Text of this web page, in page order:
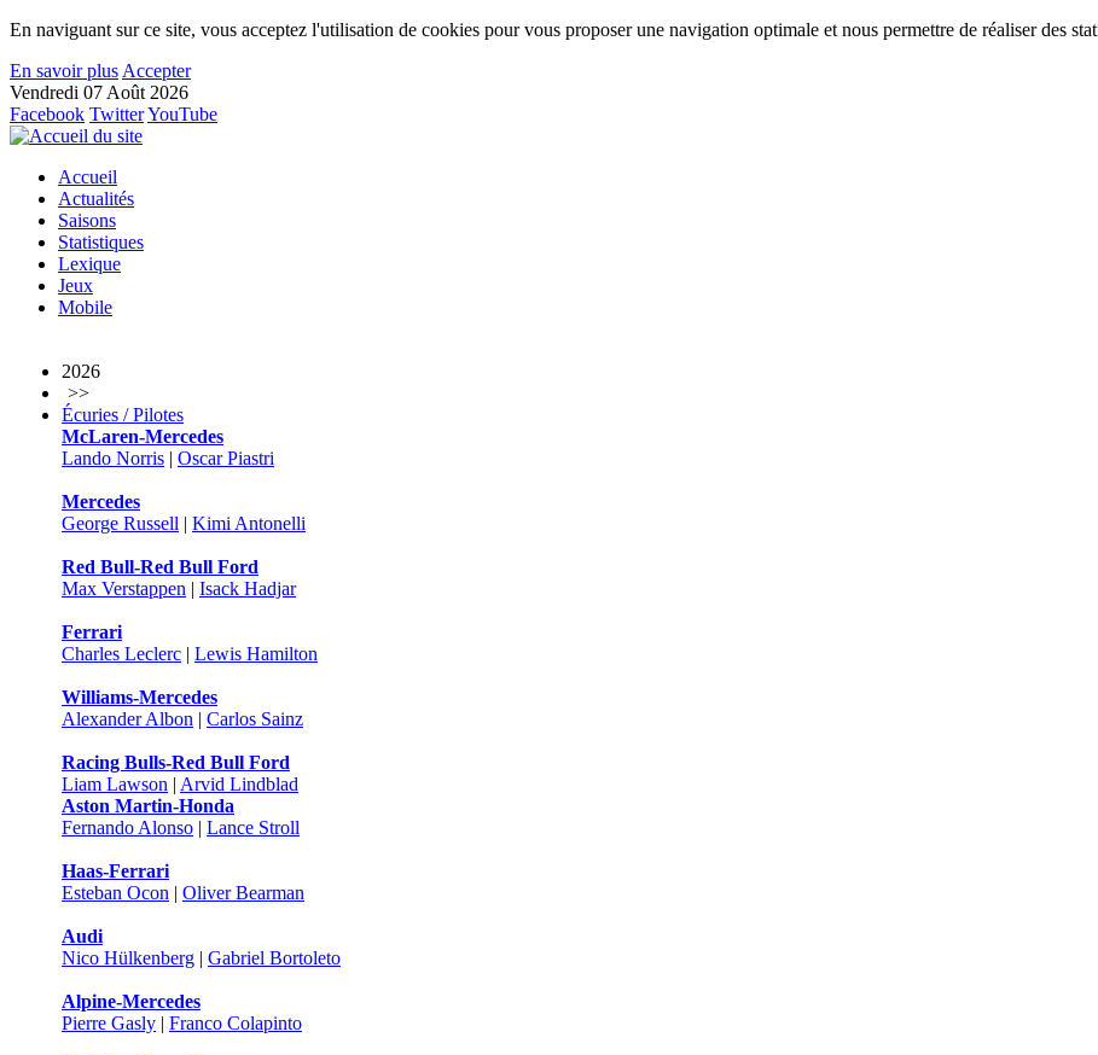
En naviguant sur ce site, vous acceptez l'utilisation de cookies pour vous proposer une navigation optimale et nous permettre de réaliser des
En savoir plus Accepter
Vendredi 07 Août 2026
Facebook TwitterYouTube
Accueil
Actualités
Saisons
Statistiques
Lexique
Jeux
Mobile
2026
>>
Écuries / Pilotes
McLaren-Mercedes
Lando Norris | Oscar Piastri
Mercedes
George Russell | Kimi Antonelli
Red Bull-Red Bull Ford
Max Verstappen | Isack Hadjar
Ferrari
Charles Leclerc | Lewis Hamilton
Williams-Mercedes
Alexander Albon | Carlos Sainz
Racing Bulls-Red Bull Ford
Liam Lawson | Arvid Lindblad
Aston Martin-Honda
Fernando Alonso | Lance Stroll
Haas-Ferrari
Esteban Ocon | Oliver Bearman
Audi
Nico Hülkenberg | Gabriel Bortoleto
Alpine-Mercedes
Pierre Gasly | Franco Colapinto